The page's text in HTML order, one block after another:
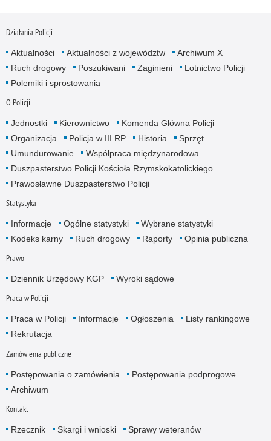
Działania Policji
Aktualności Aktualności z województw
Archiwum X
Ruch drogowy
Poszukiwani Zaginieni
Lotnictwo Policji
Polemiki i sprostowania
O Policji
Jednostki Kierownictwo
Komenda Główna Policji
Organizacja
Policja w III RP Historia
Sprzęt
Umundurowanie
Współpraca międzynarodowa
Duszpasterstwo Policji Kościoła Rzymskokatolickiego
Prawosławne Duszpasterstwo Policji
Statystyka
Informacje Ogólne statystyki
Wybrane statystyki
Kodeks karny
Ruch drogowy Raporty Opinia publiczna
Prawo
Dziennik Urzędowy KGP Wyroki sądowe
Praca w Policji
Praca w Policji Informacje Ogłoszenia
Listy rankingowe
Rekrutacja
Zamówienia publiczne
Postępowania o zamówienia
Postępowania podprogowe
Archiwum
Kontakt
Rzecznik Skargi i wnioski Sprawy weteranów